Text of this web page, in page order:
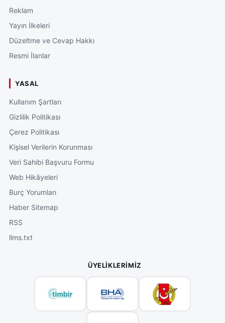
Reklam
Yayın İlkeleri
Düzeltme ve Cevap Hakkı
Resmi İlanlar
YASAL
Kullanım Şartları
Gizlilik Politikası
Çerez Politikası
Kişisel Verilerin Korunması
Veri Sahibi Başvuru Formu
Web Hikâyeleri
Burç Yorumları
Haber Sitemap
RSS
llms.txt
ÜYELIKLERIMIZ